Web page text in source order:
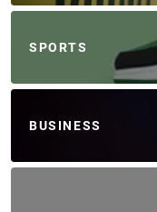
SPORTS
BUSINESS